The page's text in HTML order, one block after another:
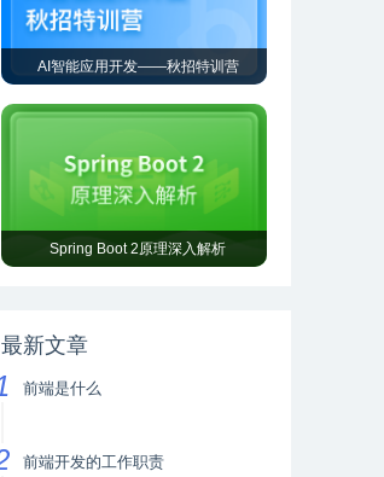
AI智能应用开发——秋招特训营
Spring Boot 2原理深入解析
最新文章
前端是什么
前端开发的工作职责